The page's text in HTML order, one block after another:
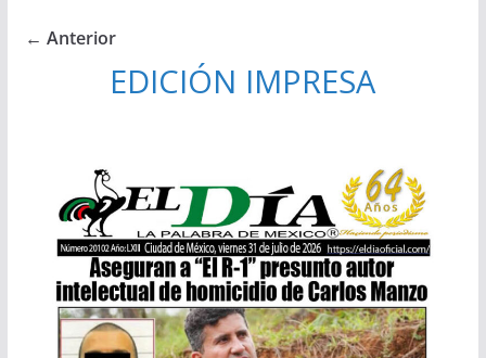
← Anterior
EDICIÓN IMPRESA